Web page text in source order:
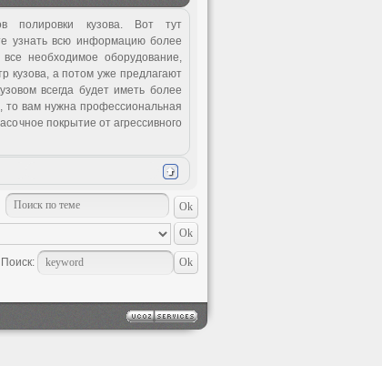
полировки кузова. Вот тут
узнать всю информацию более
необходимое оборудование,
кузова, а потом уже предлагают
всегда будет иметь более
то вам нужна профессиональная
покрытие от агрессивного
Поиск: